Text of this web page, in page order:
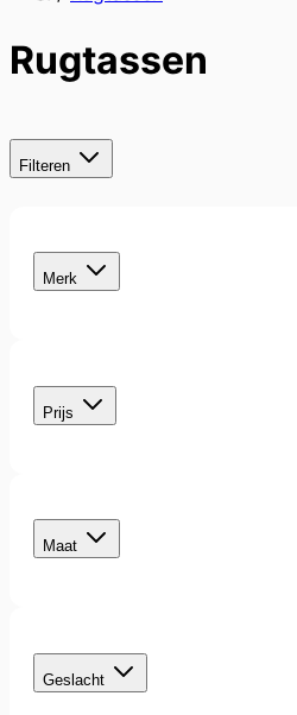
Rugtassen
Filteren
product
Merk
filter
Prijs
filter
Maat
filter
Geslacht
filter